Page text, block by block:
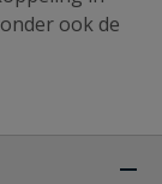
ook de